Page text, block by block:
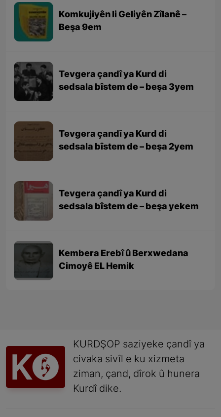
Komkujiyên li Geliyên Zîlanê –
Beşa 9em
Tevgera çandî ya Kurd di
sedsala bîstem de – beşa 3yem
Tevgera çandî ya Kurd di
sedsala bîstem de – beşa 2yem
Tevgera çandî ya Kurd di
sedsala bîstem de – beşa yekem
Kembera Erebî û Berxwedana
Cimoyê EL Hemik
KURDŞOP saziyeke çandî ya
civaka sivîl e ku xizmeta
ziman, çand, dîrok û hunera
Kurdî dike.